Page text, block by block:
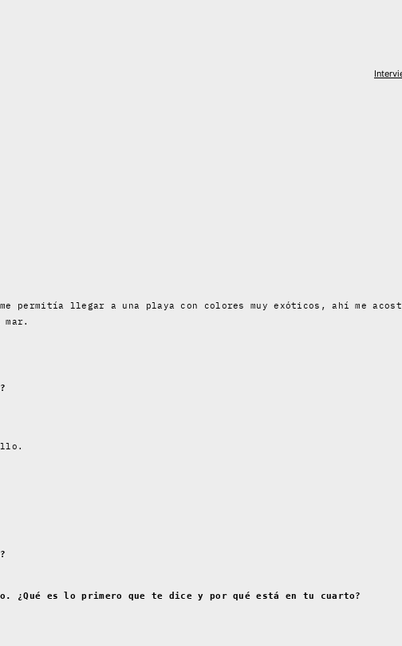
permitía llegar a una playa con colores muy exóticos, ahí me
¿Qué es lo primero que te dice y por qué está en tu cuarto?